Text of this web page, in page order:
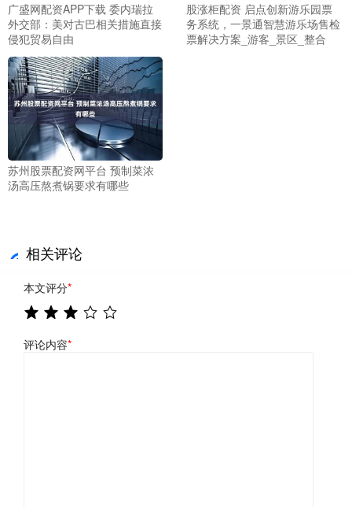
广盛网配资APP下载 委内瑞拉
外交部：美对古巴相关措施直接
侵犯贸易自由
股涨柜配资 启点创新游乐园票
务系统，一景通智慧游乐场售检
票解决方案_游客_景区_整合
苏州股票配资网平台 预制菜浓
汤高压熬煮锅要求有哪些
相关评论
本文评分*
评论内容*